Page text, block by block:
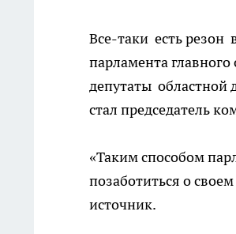
Все-таки есть резон
парламента
депутаты
стал председатель
«Таким способом
позаботиться о
источник.